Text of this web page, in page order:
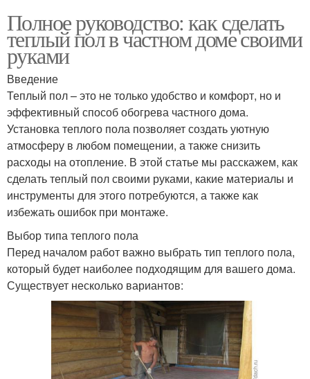
Полное руководство: как сделать
теплый пол в частном доме своими
руками
Введение
Теплый пол – это не только удобство и комфорт, но и
эффективный способ обогрева частного дома.
Установка теплого пола позволяет создать уютную
атмосферу в любом помещении, а также снизить
расходы на отопление. В этой статье мы расскажем, как
сделать теплый пол своими руками, какие материалы и
инструменты для этого потребуются, а также как
избежать ошибок при монтаже.
Выбор типа теплого пола
Перед началом работ важно выбрать тип теплого пола,
который будет наиболее подходящим для вашего дома.
Существует несколько вариантов: